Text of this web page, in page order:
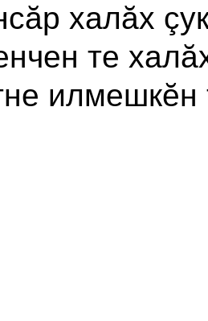
халăх
те
илмешкĕн